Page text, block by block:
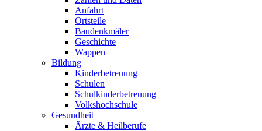
Anfahrt
Ortsteile
Baudenkmäler
Geschichte
Wappen
Bildung
Kinderbetreuung
Schulen
Schulkinderbetreuung
Volkshochschule
Gesundheit
Ärzte & Heilberufe